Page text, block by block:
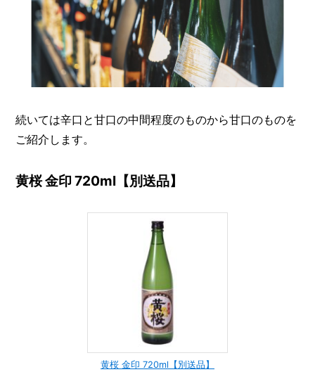
続いては辛口と甘口の中間程度のものから甘口のものを
ご紹介します。
黄桜 金印 720ml【別送品】
黄桜 金印 720ml【別送品】